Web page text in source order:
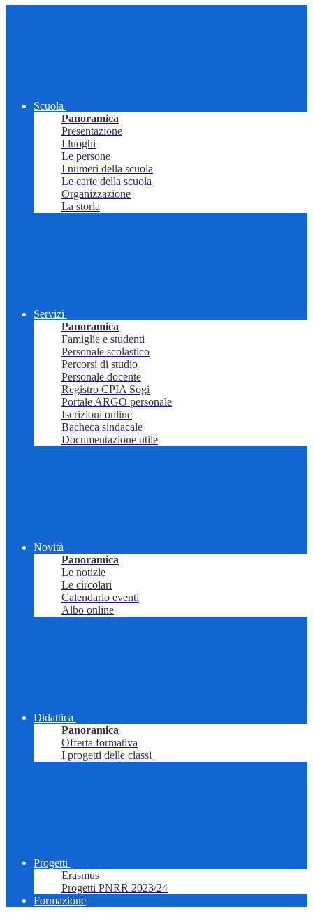
Scuola
Panoramica
Presentazione
I luoghi
Le persone
I numeri della scuola
Le carte della scuola
Organizzazione
La storia
Servizi
Panoramica
Famiglie e studenti
Personale scolastico
Percorsi di studio
Personale docente
Registro CPIA Sogi
Portale ARGO personale
Iscrizioni online
Bacheca sindacale
Documentazione utile
Novità
Panoramica
Le notizie
Le circolari
Calendario eventi
Albo online
Didattica
Panoramica
Offerta formativa
I progetti delle classi
Progetti
Erasmus
Progetti PNRR 2023/24
Formazione